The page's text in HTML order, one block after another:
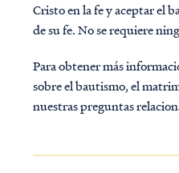
Cristo en la fe y aceptar el
de su fe. No se requiere
Para obtener más
sobre el bautismo, el
nuestras preguntas